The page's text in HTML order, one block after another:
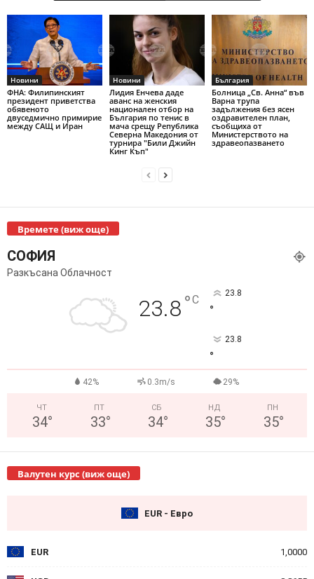
Новини
ФНА: Филипинският
президент приветства
обявеното
двуседмично примирие
между САЩ и Иран
Новини
Лидия Енчева даде
аванс на женския
национален отбор на
България по тенис в
мача срещу Република
Северна Македония от
турнира "Били Джийн
Кинг Къп"
България
Болница „Св. Анна“ във
Варна трупа
задължения без ясен
оздравителен план,
съобщиха от
Министерството на
здравеопазването
Времете (виж още)
СОФИЯ
Разкъсана Облачност
23.8°C 23.8
°
23.8
°
42% 0.3m/s 29%
ЧТ
34°
ПТ
33°
СБ
34°
НД
35°
ПН
35°
Валутен курс (виж още)
EUR - Евро
EUR 1,0000